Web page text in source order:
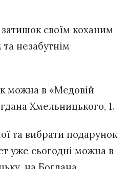
своїм коханим
незабутнім
можна в «Медовій
Хмельницького, 1.
та вибрати подарунок
уже сьогодні можна в